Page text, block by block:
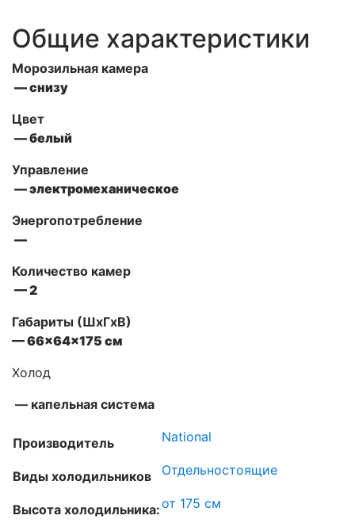
Общие характеристики
Морозильная камера
— снизу
Цвет
— белый
Управление
— электромеханическое
Энергопотребление
—
Количество камер
— 2
Габариты (ШxГxВ)
— 66x64x175 см
Холод
— капельная система
Производитель National
Виды холодильников Отдельностоящие
Высота холодильника:от 175 см